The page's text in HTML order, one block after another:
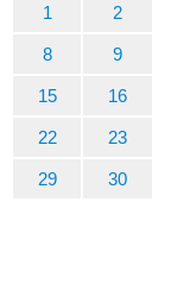
1
2
8 9
15 16
22 23
29 30